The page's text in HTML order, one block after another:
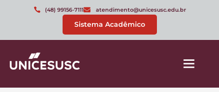
(48) 99156-7111 atendimento@unicesusc.edu.br
Sistema Acadêmico